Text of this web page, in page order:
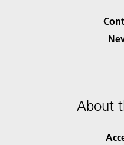
About